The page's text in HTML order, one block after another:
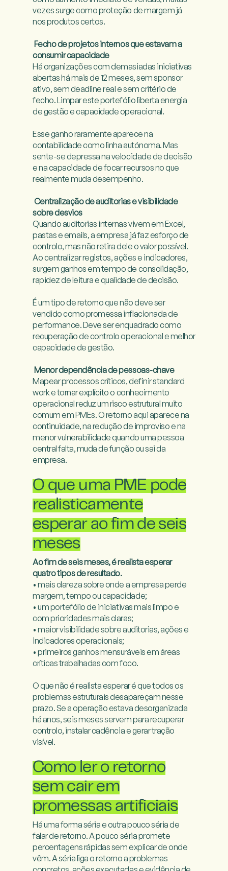
vezes surge como proteção de margem já
nos produtos certos.
Fecho de projetos internos que estavam a
consumir capacidade
Há organizações com demasiadas iniciativas
abertas há mais de 12 meses, sem sponsor
ativo, sem deadline real e sem critério de
fecho. Limpar este portefólio liberta energia
de gestão e capacidade operacional.
Esse ganho raramente aparece na
contabilidade como linha autónoma. Mas
sente-se depressa na velocidade de decisão
e na capacidade de focar recursos no que
realmente muda desempenho.
Centralização de auditorias e visibilidade
sobre desvios
Quando auditorias internas vivem em Excel,
pastas e emails, a empresa já faz esforço de
controlo, mas não retira dele o valor possível.
Ao centralizar registos, ações e indicadores,
surgem ganhos em tempo de consolidação,
rapidez de leitura e qualidade de decisão.
É um tipo de retorno que não deve ser
vendido como promessa inflacionada de
performance. Deve ser enquadrado como
recuperação de controlo operacional e melhor
capacidade de gestão.
Menor dependência de pessoas-chave
Mapear processos críticos, definir standard
work e tornar explícito o conhecimento
operacional reduz um risco estrutural muito
comum em PMEs. O retorno aqui aparece na
continuidade, na redução de improviso e na
menor vulnerabilidade quando uma pessoa
central falta, muda de função ou sai da
empresa.
O que uma PME pode
realisticamente
esperar ao fim de seis
meses
Ao fim de seis meses, é realista esperar
quatro tipos de resultado.
• mais clareza sobre onde a empresa perde
margem, tempo ou capacidade;
• um portefólio de iniciativas mais limpo e
com prioridades mais claras;
• maior visibilidade sobre auditorias, ações e
indicadores operacionais;
• primeiros ganhos mensuráveis em áreas
críticas trabalhadas com foco.
O que não é realista esperar é que todos os
problemas estruturais desapareçam nesse
prazo. Se a operação estava desorganizada
há anos, seis meses servem para recuperar
controlo, instalar cadência e gerar tração
visível.
Como ler o retorno
sem cair em
promessas artificiais
Há uma forma séria e outra pouco séria de
falar de retorno. A pouco séria promete
percentagens rápidas sem explicar de onde
vêm. A séria liga o retorno a problemas